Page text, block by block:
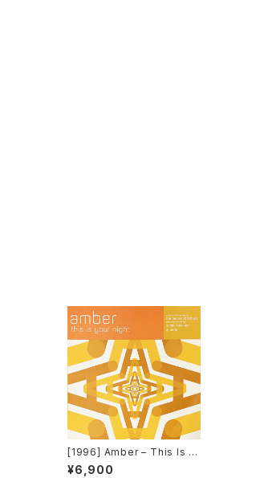
[1996] Amber – This Is Y
our Night [Tommy Boy]
¥6,900